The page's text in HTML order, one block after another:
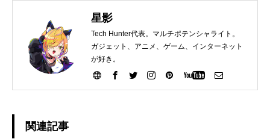
星影
Tech Hunter代表。マルチポテンシャライト。
ガジェット、アニメ、ゲーム、インターネット
が好き。
関連記事